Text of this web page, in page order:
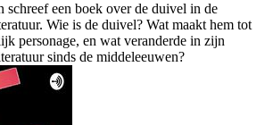
schreef een boek over de duivel in de
Wie is de duivel? Wat maakt hem tot
personage, en wat veranderde in zijn
sinds de middeleeuwen?